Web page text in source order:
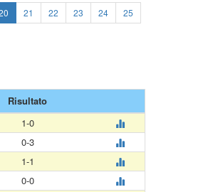
21 22 23 24
25
Risultato
1-0
0-3
1-1
0-0